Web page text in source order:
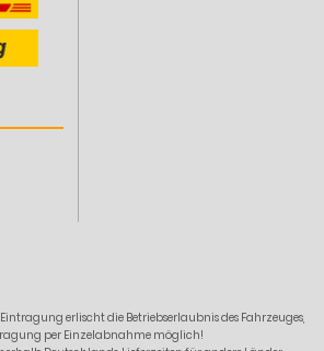
erlischt die Betriebserlaubnis des Fahrzeuges,
per Einzelabnahme möglich!